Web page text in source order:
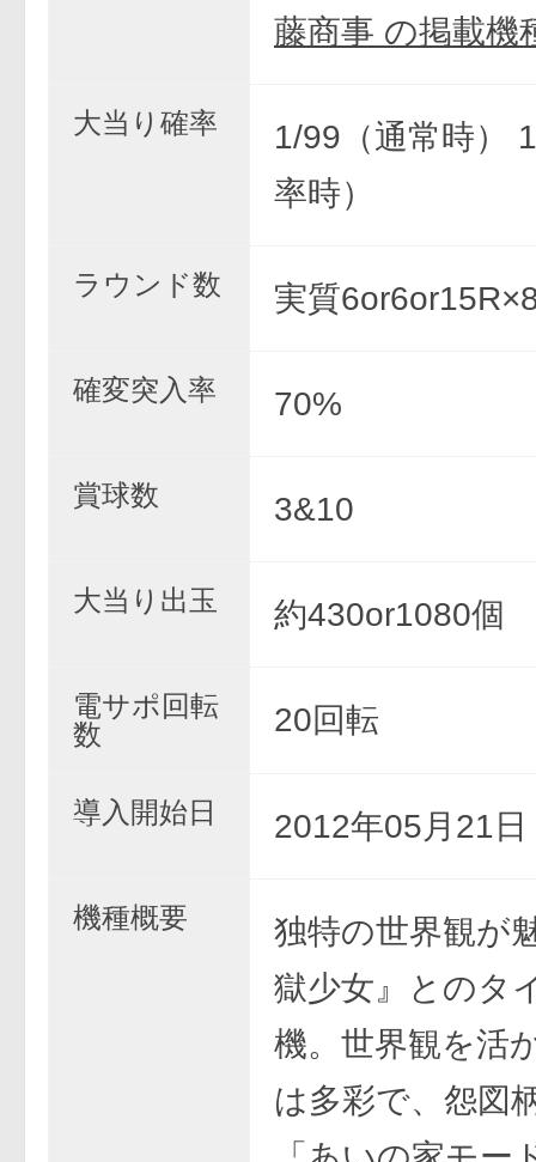
藤商事 の掲載機
大当り確率
1/99（通常時）
率時）
ラウンド数 実質
確変突入率 70%
賞球数 3&10
大当り出玉 約430or1080個
電サポ回転
数
20回転
導入開始日 2012年05月21日
機種概要
独特の世界観が
獄少女』とのタ
機。世界観を活
は多彩で、怨図